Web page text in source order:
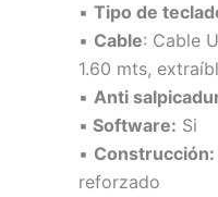
▪ Tipo de
▪ Cable: Cable
1.60 mts,
▪ Anti
▪ Software: Si
▪ Construcción:
reforzado